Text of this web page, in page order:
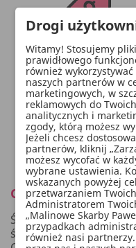
Opis
Świeca metalizowana
średnica ok. 8 cm.
Drogi
Witamy! Stosujemy
prawidłowego
również
naszych partnerów w
marketingowych, w
reklamowych do
analitycznych i
zgody, którą możesz
Jeżeli chcesz
partnerów, kliknij
możesz wycofać w
wybrane ustawienia.
wskazanych powyżej
przetwarzaniem
Administratorem
„Malinowe Skarby
przypadkach
również nasi